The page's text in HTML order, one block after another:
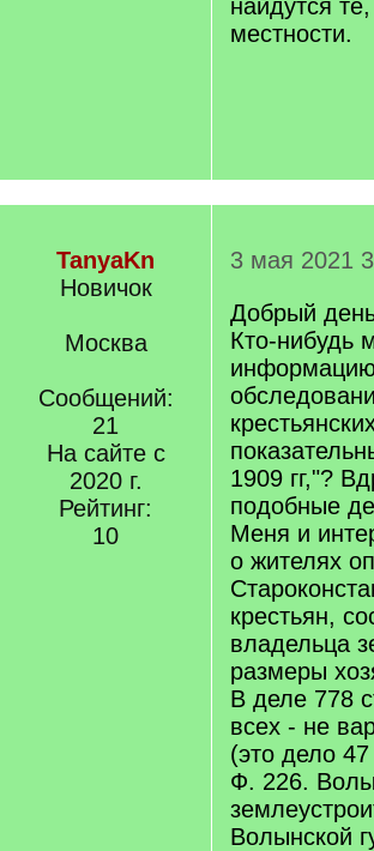
найдутся
местности.
TanyaKn
Новичок
Москва
Сообщений:
21
На сайте с
2020 г.
Рейтинг:
10
3 мая 2021
Добрый
Кто-нибудь
1909 гг,"?
подобные
Меня и
о жителях
крестьян,
владельца
размеры
В деле 778
всех - не
(это дело
Ф. 226.
Волынской